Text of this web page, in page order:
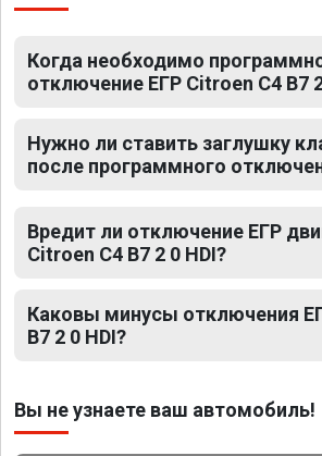
Когда необходимо
отключение ЕГР Citroen C4 B7
Нужно ли ставить заглушку
после программного
Вредит ли отключение ЕГР
Citroen C4 B7 2 0 HDI?
Каковы минусы отключения
B7 2 0 HDI?
Вы не узнаете ваш автомобиль!